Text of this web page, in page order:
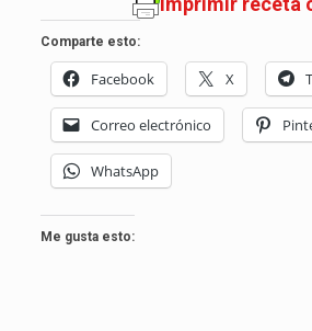
Comparte esto:
Facebook X
Correo electrónico
WhatsApp
Me gusta esto: